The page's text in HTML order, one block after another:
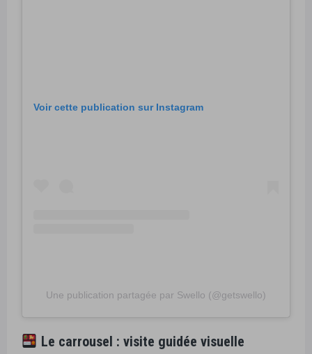
Voir cette publication sur Instagram
Une publication partagée par Swello (@getswello)
Le carrousel : visite guidée visuelle